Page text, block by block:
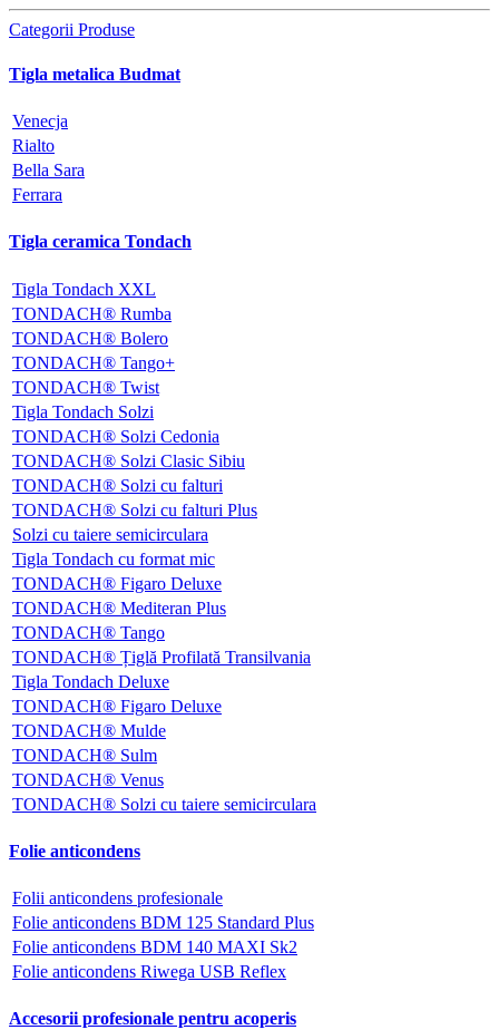
Categorii Produse
Tigla metalica Budmat
Venecja
Rialto
Bella Sara
Ferrara
Tigla ceramica Tondach
Tigla Tondach XXL
TONDACH® Rumba
TONDACH® Bolero
TONDACH® Tango+
TONDACH® Twist
Tigla Tondach Solzi
TONDACH® Solzi Cedonia
TONDACH® Solzi Clasic Sibiu
TONDACH® Solzi cu falturi
TONDACH® Solzi cu falturi Plus
Solzi cu taiere semicirculara
Tigla Tondach cu format mic
TONDACH® Figaro Deluxe
TONDACH® Mediteran Plus
TONDACH® Tango
TONDACH® Țiglă Profilată Transilvania
Tigla Tondach Deluxe
TONDACH® Figaro Deluxe
TONDACH® Mulde
TONDACH® Sulm
TONDACH® Venus
TONDACH® Solzi cu taiere semicirculara
Folie anticondens
Folii anticondens profesionale
Folie anticondens BDM 125 Standard Plus
Folie anticondens BDM 140 MAXI Sk2
Folie anticondens Riwega USB Reflex
Accesorii profesionale pentru acoperis